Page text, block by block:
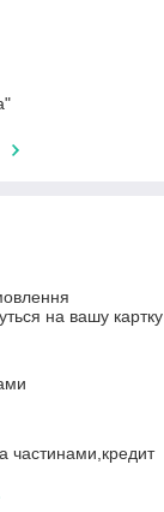
на вашу картку
частинами,кредит